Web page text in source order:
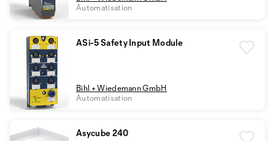
Automatisation
ASi-5 Safety Input Module
Bihl + Wiedemann GmbH
Automatisation
Asycube 240